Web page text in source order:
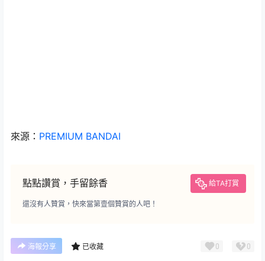
來源： PREMIUM BANDAI
點點讚賞，手留餘香 給TA打賞
還沒有人贊賞，快來當第壹個贊賞的人吧！
海報分享 已收藏 0 0